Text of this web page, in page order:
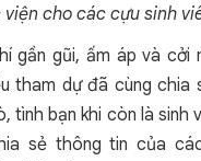
viện cho các cựu sinh
gần gũi, ấm áp và cởi
tham dự đã cùng chia
tình bạn khi còn là sinh
sẻ thông tin của